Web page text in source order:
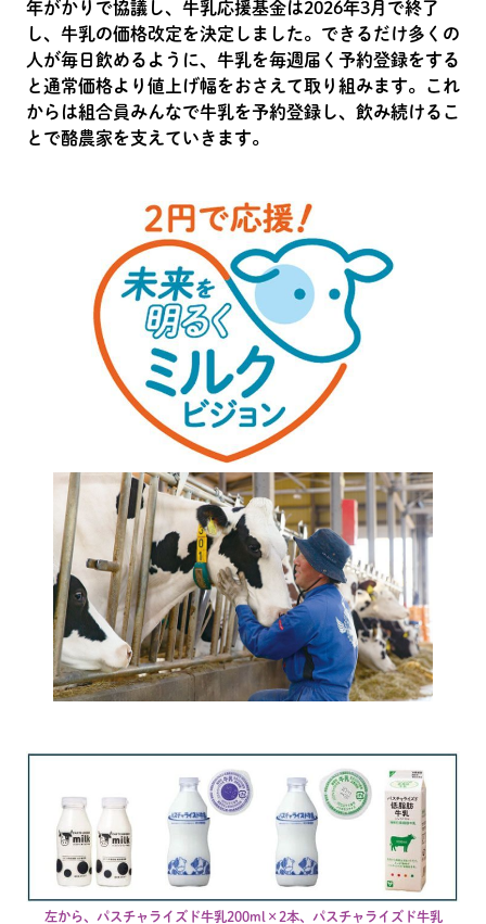
年がかりで協議し、牛乳応援基金は2026年3月で終了
し、牛乳の価格改定を決定しました。できるだけ多くの
人が毎日飲めるように、牛乳を毎週届く予約登録をする
と通常価格より値上げ幅をおさえて取り組みます。これ
からは組合員みんなで牛乳を予約登録し、飲み続けるこ
とで酪農家を支えていきます。
左から、パスチャライズド牛乳200ml×2本、パスチャライズド牛乳